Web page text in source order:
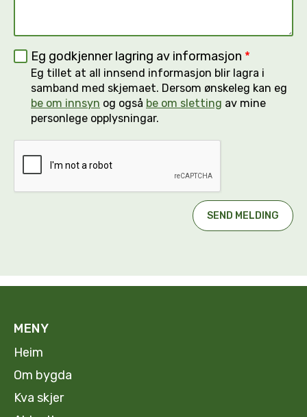
Eg godkjenner lagring av informasjon *
Eg tillet at all innsend informasjon blir lagra i
samband med skjemaet. Dersom ønskeleg kan eg
be om innsyn og også be om sletting av mine
personlege opplysningar.
MENY
Heim
Om bygda
Kva skjer